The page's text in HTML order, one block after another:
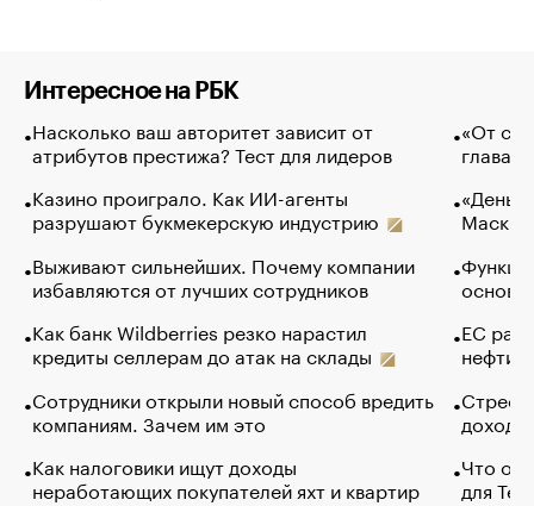
Интересное на РБК
Насколько ваш авторитет зависит от
атрибутов престижа? Тест для лидеров
Казино проиграло. Как ИИ-агенты
разрушают букмекерскую индустрию
Выживают сильнейших. Почему компании
избавляются от лучших сотрудников
Как банк Wildberries резко нарастил
кредиты селлерам до атак на склады
Сотрудники открыли новый способ вредить
компаниям. Зачем им это
Как налоговики ищут доходы
неработающих покупателей яхт и квартир
«От
глава
Маск в
основ
ЕС
нефти
Что
для